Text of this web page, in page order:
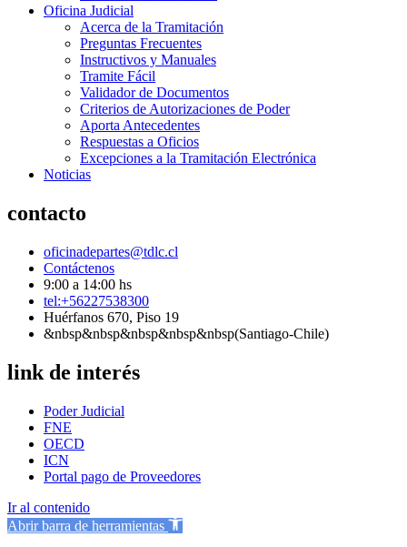
Oficina Judicial
Acerca de la Tramitación
Preguntas Frecuentes
Instructivos y Manuales
Tramite Fácil
Validador de Documentos
Criterios de Autorizaciones de Poder
Aporta Antecedentes
Respuestas a Oficios
Excepciones a la Tramitación Electrónica
Noticias
contacto
oficinadepartes@tdlc.cl
Contáctenos
9:00 a 14:00 hs
tel:+56227538300
Huérfanos 670, Piso 19
&nbsp&nbsp&nbsp&nbsp&nbsp(Santiago-Chile)
link de interés
Poder Judicial
FNE
OECD
ICN
Portal pago de Proveedores
Ir al contenido
Abrir barra de herramientas